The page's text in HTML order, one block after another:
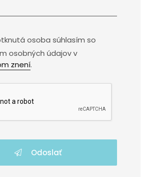
osoba súhlasím so
osobných údajov v
znení.
Odoslať